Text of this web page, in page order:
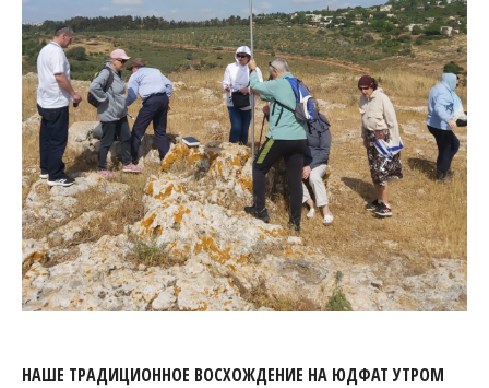
НАШЕ ТРАДИЦИОННОЕ ВОСХОЖДЕНИЕ НА ЮДФАТ УТРОМ